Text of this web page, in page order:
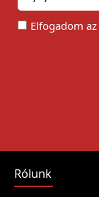
Elfogadom az
Rólunk